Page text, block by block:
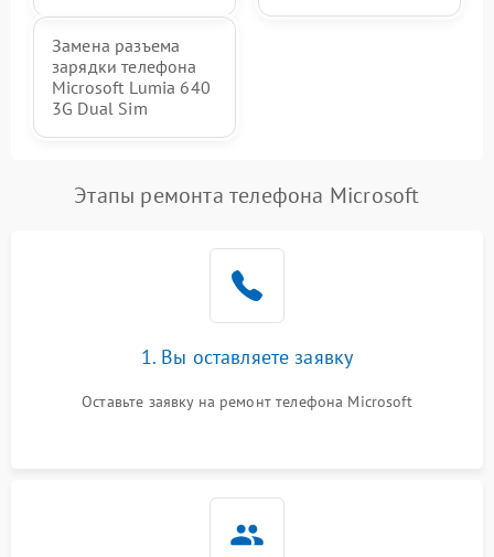
Замена разъема
зарядки телефона
Microsoft Lumia 640
3G Dual Sim
Этапы ремонта телефона Microsoft
1. Вы оставляете заявку
Оставьте заявку на ремонт телефона Microsoft